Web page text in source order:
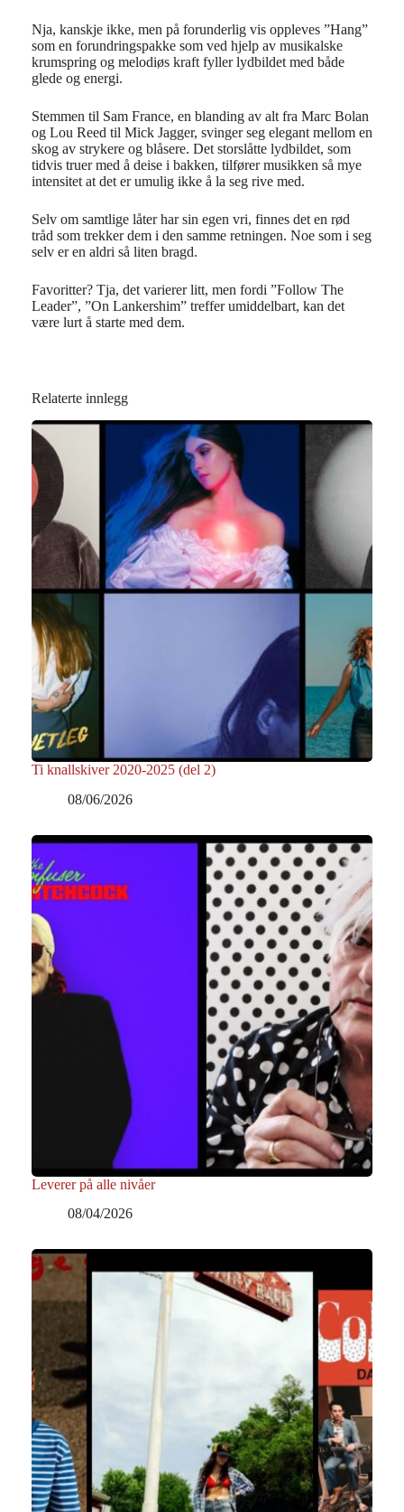
Nja, kanskje ikke, men på forunderlig vis oppleves ”Hang”
som en forundringspakke som ved hjelp av musikalske
krumspring og melodiøs kraft fyller lydbildet med både
glede og energi.
Stemmen til Sam France, en blanding av alt fra Marc Bolan
og Lou Reed til Mick Jagger, svinger seg elegant mellom en
skog av strykere og blåsere. Det storslåtte lydbildet, som
tidvis truer med å deise i bakken, tilfører musikken så mye
intensitet at det er umulig ikke å la seg rive med.
Selv om samtlige låter har sin egen vri, finnes det en rød
tråd som trekker dem i den samme retningen. Noe som i seg
selv er en aldri så liten bragd.
Favoritter? Tja, det varierer litt, men fordi ”Follow The
Leader”, ”On Lankershim” treffer umiddelbart, kan det
være lurt å starte med dem.
Relaterte innlegg
Ti knallskiver 2020-2025 (del 2)
08/06/2026
Leverer på alle nivåer
08/04/2026